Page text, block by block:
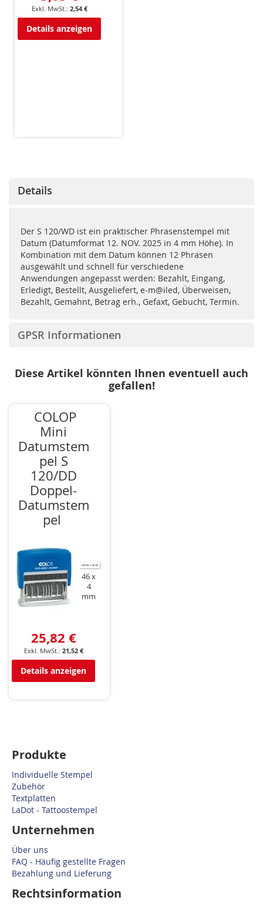
2,54 €
Details anzeigen
Details
Der S 120/WD ist ein praktischer Phrasenstempel mit
Datum (Datumformat 12. NOV. 2025 in 4 mm Höhe). In
Kombination mit dem Datum können 12 Phrasen
ausgewählt und schnell für verschiedene
Anwendungen angepasst werden: Bezahlt, Eingang,
Erledigt, Bestellt, Ausgeliefert, e-m@iled, Überweisen,
Bezahlt, Gemahnt, Betrag erh., Gefaxt, Gebucht, Termin.
GPSR Informationen
Diese Artikel könnten Ihnen eventuell auch
gefallen!
COLOP
Mini
Datumstem
pel S
120/DD
Doppel-
Datumstem
pel
46 x
4
mm
25,82 €
21,52 €
Details anzeigen
Produkte
Individuelle Stempel
Zubehör
Textplatten
LaDot - Tattoostempel
Unternehmen
Über uns
FAQ - Häufig gestellte Fragen
Bezahlung und Lieferung
Rechtsinformation